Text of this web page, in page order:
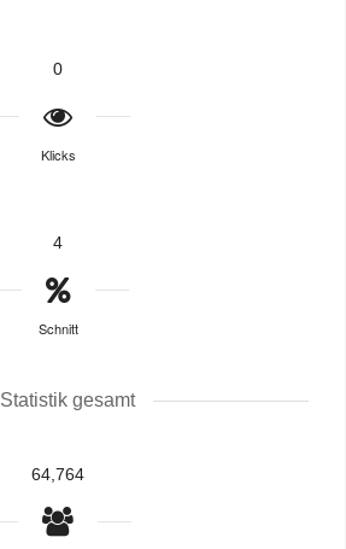
0
Klicks
4
Schnitt
Statistik gesamt
64,764